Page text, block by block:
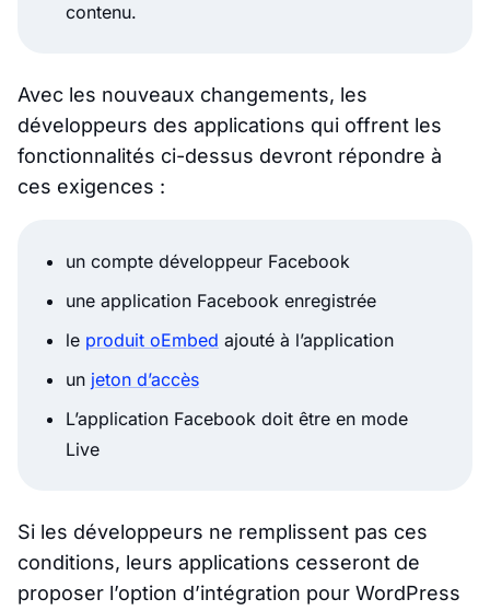
contenu.
Avec les nouveaux changements, les
développeurs des applications qui offrent les
fonctionnalités ci-dessus devront répondre à
ces exigences :
un compte développeur Facebook
une application Facebook enregistrée
le produit oEmbed ajouté à l’application
un jeton d’accès
L’application Facebook doit être en mode
Live
Si les développeurs ne remplissent pas ces
conditions, leurs applications cesseront de
proposer l’option d’intégration pour WordPress